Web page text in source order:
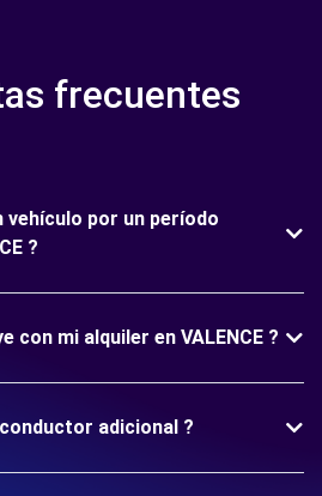
frecuentes
vehículo por un período
?
con mi alquiler en VALENCE ?
adicional ?